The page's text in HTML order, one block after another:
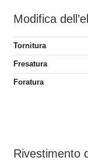
Modifica
Tornitura
Fresatura
Foratura
Rivestimento